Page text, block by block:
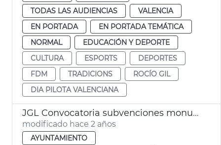
TODAS LAS AUDIENCIAS
VALENCIA
EN PORTADA
EN PORTADA TEMÁTICA
NORMAL
EDUCACIÓN Y DEPORTE
CULTURA
ESPORTS
DEPORTES
FDM
TRADICIONS
ROCÍO GIL
DIA PILOTA VALENCIANA
JGL Convocatoria subvenciones monumentos falleros 2024
modificado hace 2 años
AYUNTAMIENTO